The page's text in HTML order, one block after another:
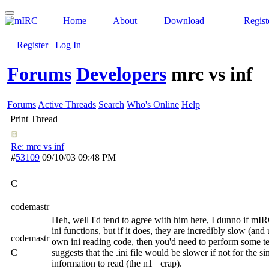
Home About Download
Register Log In
Forums Developers mrc vs inf
Forums Active Threads Search Who's Online Help
Print Thread
Re: mrc vs inf
#53109 09/10/03 09:48 PM
C
codemastr
codemastr
C
Heh, well I'd tend to agree with him here, I dunno if
ini functions, but if it does, they are incredibly slow
own ini reading code, then you'd need to perform some
suggests that the .ini file would be slower if not for the
information to read (the n1= crap).